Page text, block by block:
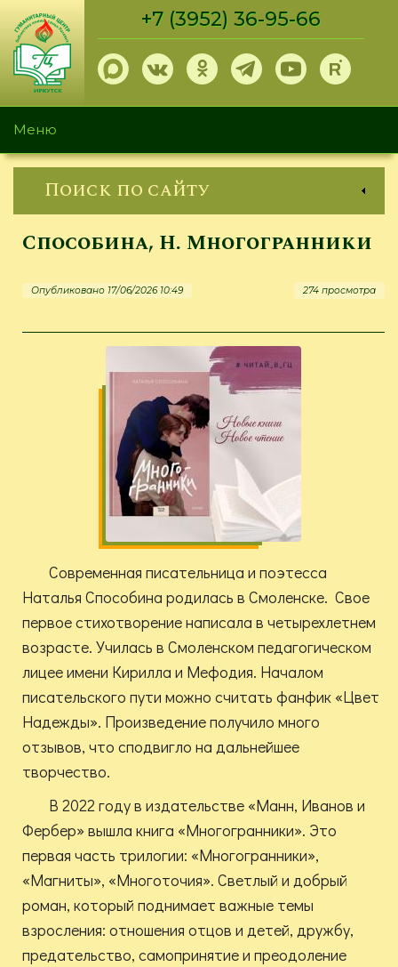
Перейти
основному
содержанию
+7 (3952) 36-95-66
Меню
Поиск по сайту
Способина, Н. Многогранники
Опубликовано 17/06/2026 10:49 274 просмотра
Современная писательница и поэтесса
Наталья Способина родилась в Смоленске. Свое
первое стихотворение написала в четырехлетнем
возрасте. Училась в Смоленском педагогическом
лицее имени Кирилла и Мефодия. Началом
писательского пути можно считать фанфик «Цвет
Надежды». Произведение получило много
отзывов, что сподвигло на дальнейшее
творчество.
В 2022 году в издательстве «Манн, Иванов и
Фербер» вышла книга «Многогранники». Это
первая часть трилогии: «Многогранники»,
«Магниты», «Многоточия». Светлый и добрый
роман, который поднимает важные темы
взросления: отношения отцов и детей, дружбу,
предательство, самопринятие и преодоление